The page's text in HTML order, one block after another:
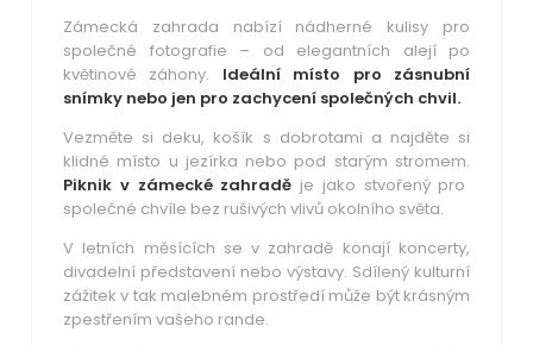
Zámecká zahrada nabízí nádherné kulisy pro
společné fotografie – od elegantních alejí po
květinové záhony. Ideální místo pro zásnubní
snímky nebo jen pro zachycení společných chvil.
Vezměte si deku, košík s dobrotami a najděte si
klidné místo u jezírka nebo pod starým stromem.
Piknik v zámecké zahradě je jako stvořený pro
společné chvíle bez rušivých vlivů okolního světa.
V letních měsících se v zahradě konají koncerty,
divadelní představení nebo výstavy. Sdílený kulturní
zážitek v tak malebném prostředí může být krásným
zpestřením vašeho rande.